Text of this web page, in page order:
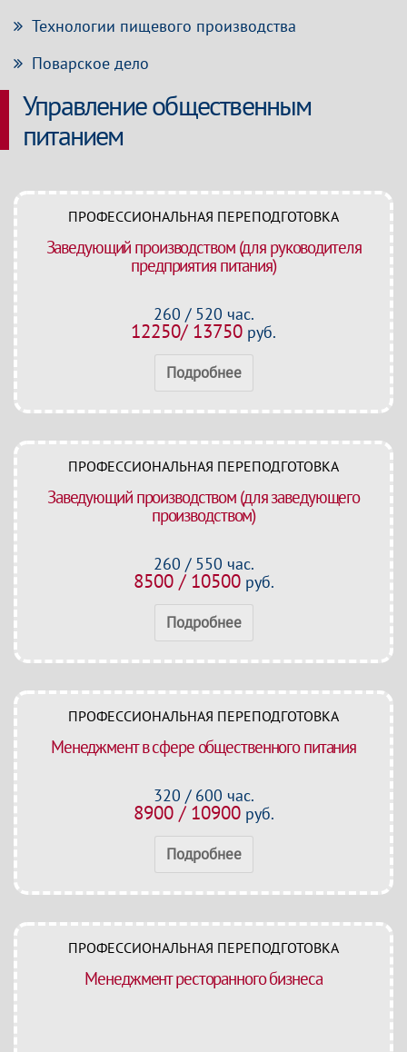
Технологии пищевого производства
Поварское дело
Управление общественным
питанием
ПРОФЕССИОНАЛЬНАЯ ПЕРЕПОДГОТОВКА
Заведующий производством (для руководителя
предприятия питания)
260 / 520 час.
12250/ 13750 руб.
Подробнее
ПРОФЕССИОНАЛЬНАЯ ПЕРЕПОДГОТОВКА
Заведующий производством (для заведующего
производством)
260 / 550 час.
8500 / 10500руб.
Подробнее
ПРОФЕССИОНАЛЬНАЯ ПЕРЕПОДГОТОВКА
Менеджмент в сфере общественного питания
320 / 600 час.
8900 / 10900руб.
Подробнее
ПРОФЕССИОНАЛЬНАЯ ПЕРЕПОДГОТОВКА
Менеджмент ресторанного бизнеса